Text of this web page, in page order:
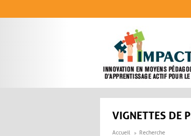
VIGNETTES DE
Accueil Recherche